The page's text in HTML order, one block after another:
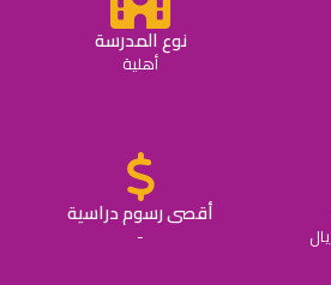
نوع المدرسة
أهلية
أقصى رسوم دراسية
-